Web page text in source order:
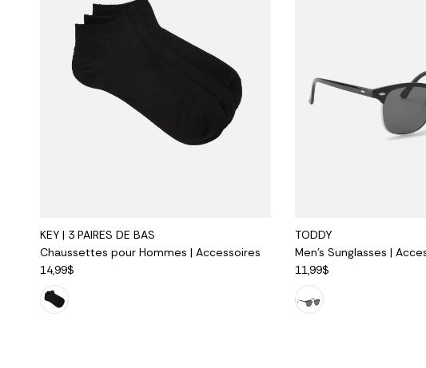
KEY | 3 PAIRES DE BAS
Chaussettes pour Hommes | Accessoires
14,99$
TODDY
Men's Sunglasses |
11,99$